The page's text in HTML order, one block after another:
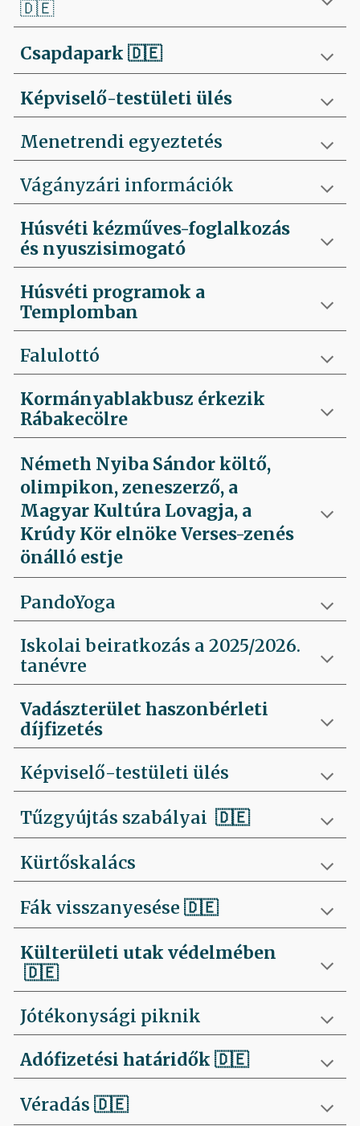
🇩🇪
Csapdapark 🇩🇪
Képviselő-testületi ülés
Menetrendi egyeztetés
Vágányzári információk
Húsvéti kézműves-foglalkozás
és nyuszisimogató
Húsvéti programok a
Templomban
Falulottó
Kormányablakbusz érkezik
Rábakecölre
Németh Nyiba Sándor költő,
olimpikon, zeneszerző, a
Magyar Kultúra Lovagja, a
Krúdy Kör elnöke Verses-zenés
önálló estje
PandoYoga
Iskolai beiratkozás a 2025/2026.
tanévre
Vadászterület haszonbérleti
díjfizetés
Képviselő-testületi ülés
Tűzgyújtás szabályai🇩🇪
Kürtőskalács
Fák visszanyesése🇩🇪
Külterületi utak védelmében
🇩🇪
Jótékonysági piknik
Adófizetési határidők🇩🇪
Véradás🇩🇪